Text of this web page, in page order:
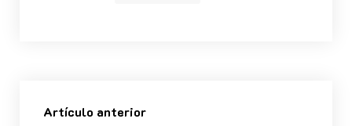
Artículo anterior